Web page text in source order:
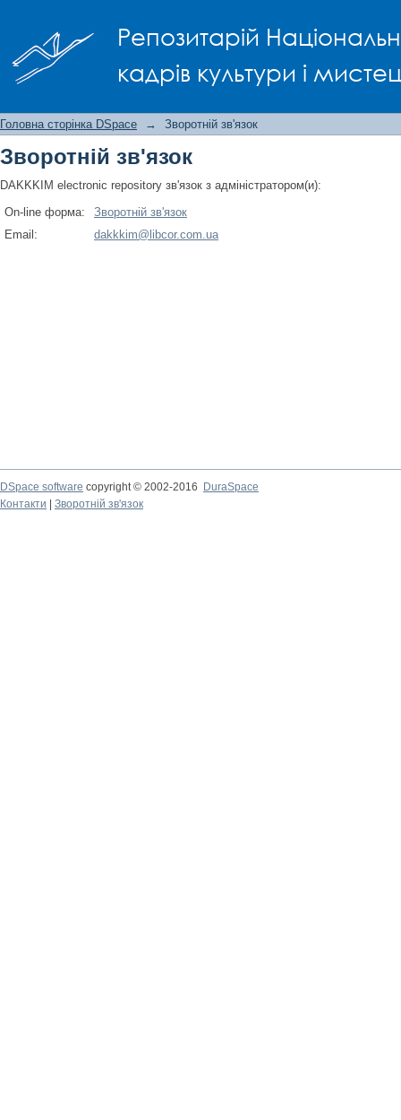
Репозитарій
кадрів культури і
Головна сторінка DSpace → Зворотній зв'язок
Зворотній зв'язок
DAKKKIM electronic repository зв'язок з адміністратором(и):
On-line форма:
Зворотній зв'язок
Email:
dakkkim@libcor.com.ua
DSpace software copyright © 2002-2016
DuraSpace
Контакти
Зворотній зв'язок